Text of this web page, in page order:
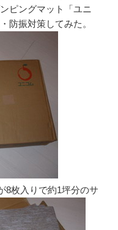
ピングマット「ユニ
防振対策してみた。
8枚入りで約1坪分のサ